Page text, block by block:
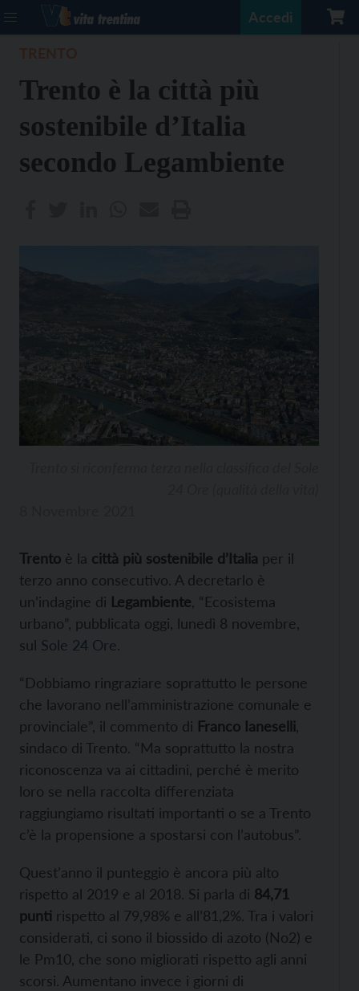
Accedi
Trento è la città più
sostenibile d’Italia
secondo Legambiente
Trento è la città più sostenibile d’Italia per il
terzo anno consecutivo. A decretarlo è
un’indagine di Legambiente , “Ecosistema
urbano”, pubblicata oggi, lunedì 8 novembre,
sul Sole 24 Ore.
“Dobbiamo ringraziare soprattutto le persone
che lavorano nell’amministrazione comunale e
provinciale”, il commento di Franco Ianeselli
sindaco di Trento. “Ma soprattutto la nostra
riconoscenza va ai cittadini, perché è merito
loro se nella raccolta differenziata
raggiungiamo risultati importanti o se a Trento
c’è la propensione a spostarsi con l’autobus”.
Quest’anno il punteggio è ancora più alto
rispetto al 2019 e al 2018. Si parla di 84,71
punti rispetto al 79,98% e all’81,2%. Tra i valori
considerati, ci sono il biossido di azoto (No2) e
le Pm10, che sono migliorati rispetto agli anni
scorsi. Aumentano invece i giorni di